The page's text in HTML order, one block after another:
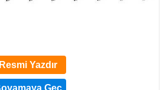
Resmi Yazdır